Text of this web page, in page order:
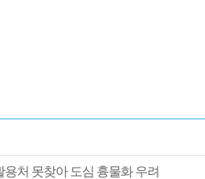
처 못찾아 도심 흉물화 우려